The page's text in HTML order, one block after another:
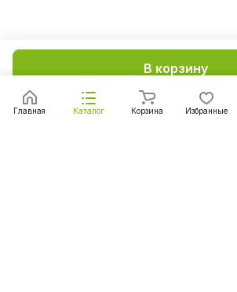
В корзину
Главная Каталог Корзина Избранные